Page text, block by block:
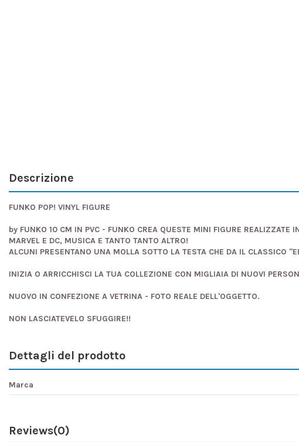
Descrizione
FUNKO POP! VINYL FIGURE
by FUNKO 10 CM IN PVC - FUNKO CREA QUESTE MINI FIGURE REALIZZATE
MARVEL E DC, MUSICA E TANTO TANTO ALTRO!
ALCUNI PRESENTANO UNA MOLLA SOTTO LA TESTA CHE DA IL CLASSICO
INIZIA O ARRICCHISCI LA TUA COLLEZIONE CON MIGLIAIA DI NUOVI
NUOVO IN CONFEZIONE A VETRINA - FOTO REALE DELL'OGGETTO.
NON LASCIATEVELO SFUGGIRE!!
Dettagli del prodotto
Marca
Reviews(0)